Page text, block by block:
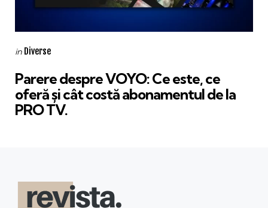
Categories
Posted
in Diverse
Parere despre VOYO: Ce este, ce
oferă și cât costă abonamentul de la
PRO TV.